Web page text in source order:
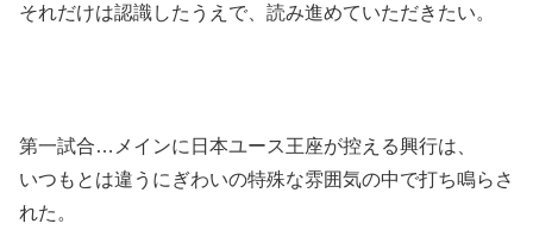
それだけは認識したうえで、読み進めていただきたい。
第一試合…メインに日本ユース王座が控える興行は、
いつもとは違うにぎわいの特殊な雰囲気の中で打ち鳴らさ
れた。